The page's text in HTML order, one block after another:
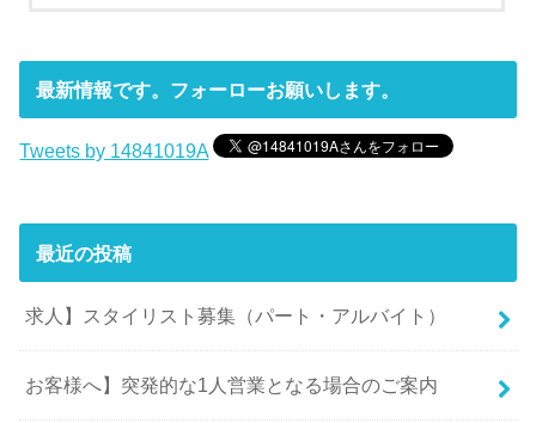
最新情報です。フォーローお願いします。
Tweets by 14841019A
最近の投稿
求人】スタイリスト募集（パート・アルバイト）
お客様へ】突発的な1人営業となる場合のご案内